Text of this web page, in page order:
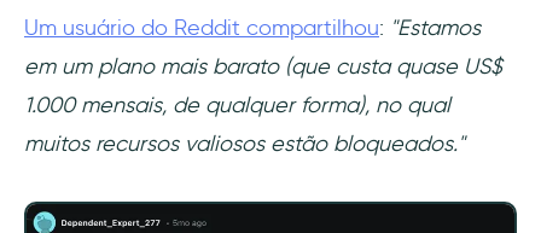
Um usuário do Reddit compartilhou: "Estamos
em um plano mais barato (que custa quase US$
1.000 mensais, de qualquer forma), no qual
muitos recursos valiosos estão bloqueados."